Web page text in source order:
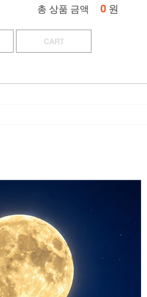
총 상품 금액 0 원
CART